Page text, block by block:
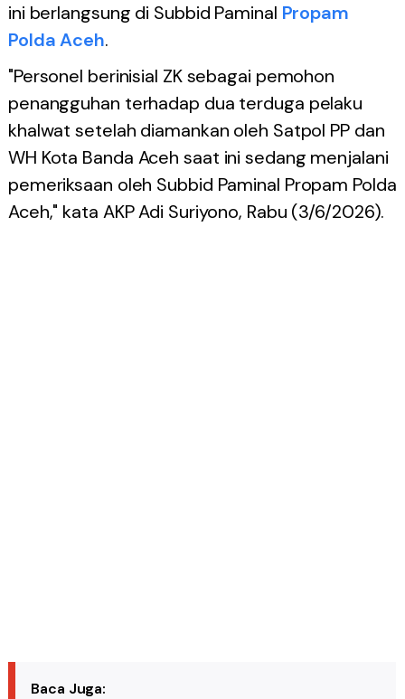
ini berlangsung di Subbid Paminal Propam
Polda Aceh.
"Personel berinisial ZK sebagai pemohon
penangguhan terhadap dua terduga pelaku
khalwat setelah diamankan oleh Satpol PP dan
WH Kota Banda Aceh saat ini sedang menjalani
pemeriksaan oleh Subbid Paminal Propam Polda
Aceh," kata AKP Adi Suriyono, Rabu (3/6/2026).
Baca Juga: